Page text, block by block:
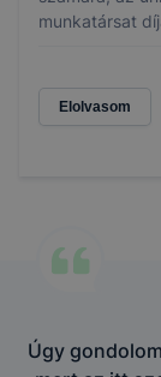
munkatársat
Elolvasom
Úgy